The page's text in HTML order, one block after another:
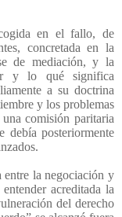
en el fallo, de
concretada en la
de mediación, y la
y lo qué significa
a su doctrina
y los problemas
comisión paritaria
debía posteriormente
entre la negociación y
acreditada la
del derecho